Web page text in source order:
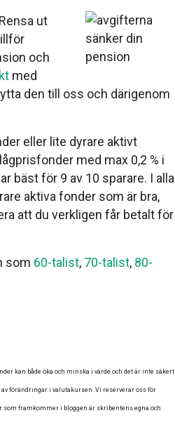
ut
och
med
den till oss och därigenom
eller lite dyrare aktivt
med max 0,2 % i
bäst för 9 av 10 sparare. I alla
aktiva fonder som är bra,
att du verkligen får betalt för
som 60-talist, 70-talist, 80-
kan både öka och minska i värde och det är inte säkert
förändringar i valutakursen. Vi reserverar oss för
framkommer i bloggen är skribentens egna och